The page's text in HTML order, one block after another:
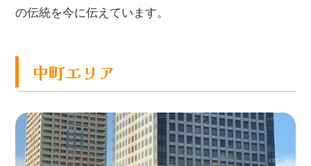
の伝統を今に伝えています。
中町エリア